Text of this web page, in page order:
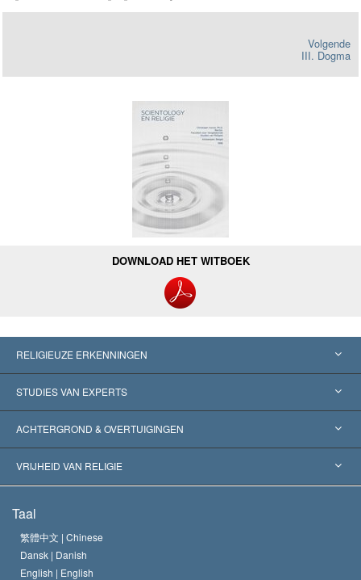
Volgende
III. Dogma
DOWNLOAD HET WITBOEK
RELIGIEUZE ERKENNINGEN
Verenigde Staten
Wereldwijde Erkenningen
Historische Beslissingen
STUDIES VAN EXPERTS
Expertises per Categorie
’s Werelds Meest Vooraanstaande Experts
ACHTERGROND & OVERTUIGINGEN
L. Ron Hubbard
Het Credo van de Scientology Kerk
De Code van een Scientoloog
VRIJHEID VAN RELIGIE
Internationale Mensenrechten Standaards
Verklaring over Religie
Taal
繁體中文 | Chinese
Dansk | Danish
English | English